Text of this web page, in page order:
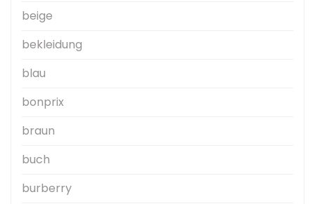
beige
bekleidung
blau
bonprix
braun
buch
burberry